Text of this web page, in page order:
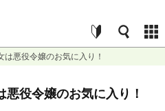
は悪役令嬢のお気に入り！
悪役令嬢のお気に入り！